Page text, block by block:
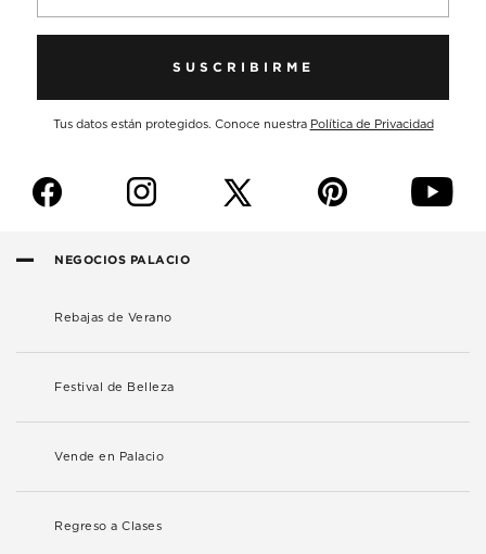
SUSCRIBIRME
Tus datos están protegidos. Conoce nuestra Política de Privacidad
f i p y
NEGOCIOS PALACIO
Rebajas de Verano
Festival de Belleza
Vende en Palacio
Regreso a Clases